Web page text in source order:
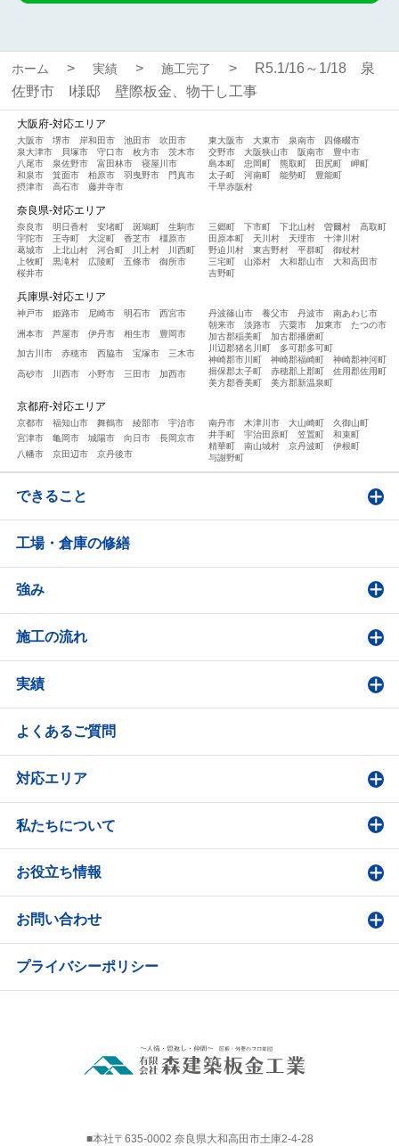
ホーム 実績 施工完了
R5.1/16～1/18 泉
佐野市 I様邸 壁際板金、物干し工事
大阪府-対応エリア
大阪市 堺市 岸和田市 池田市
吹田市
泉大津市
貝塚市 守口市 枚方市
茨木市
八尾市
泉佐野市 富田林市
寝屋川市
和泉市
箕面市 柏原市 羽曳野市
門真市
摂津市
高石市 藤井寺市
東大阪市 大東市 泉南市
四條畷市
交野市
大阪狭山市 阪南市
豊中市
島本町
忠岡町 熊取町 田尻町
岬町
太子町
河南町 能勢町
豊能町
千早赤阪村
奈良県-対応エリア
奈良市 明日香村 安堵町 斑鳩町
生駒市
宇陀市
王寺町 大淀町 香芝市
橿原市
葛城市
上北山村 河合町 川上村
川西町
上牧町
黒滝村 広陵町 五條市
御所市
桜井市
三郷町 下市町 下北山村 曽爾村
高取町
田原本町
天川村 天理市
十津川村
野迫川村
東吉野村 平群町
御杖村
三宅町
山添村 大和郡山市
大和高田市
吉野町
兵庫県-対応エリア
神戸市 姫路市 尼崎市 明石市 西宮市
洲本市 芦屋市 伊丹市 相生市 豊岡市
加古川市 赤穂市 西脇市 宝塚市 三木市
高砂市 川西市 小野市 三田市 加西市
丹波篠山市 養父市 丹波市
南あわじ市
朝来市
淡路市 宍粟市 加東市
たつの市
加古郡稲美町
加古郡播磨町
川辺郡猪名川町
多可郡多可町
神崎郡市川町
神崎郡福崎町
神崎郡神河町
揖保郡太子町
赤穂郡上郡町
佐用郡佐用町
美方郡香美町
美方郡新温泉町
京都府-対応エリア
京都市 福知山市 舞鶴市 綾部市
宇治市
宮津市
亀岡市 城陽市 向日市
長岡京市
八幡市
京田辺市 京丹後市
南丹市 木津川市 大山崎町
久御山町
井手町
宇治田原町 笠置町
和束町
精華町
南山城村 京丹波町
伊根町
与謝野町
できること
工場・倉庫の修繕
強み
施工の流れ
実績
よくあるご質問
対応エリア
私たちについて
お役立ち情報
お問い合わせ
プライバシーポリシー
■本社〒635-0002 奈良県大和高田市土庫2-4-28